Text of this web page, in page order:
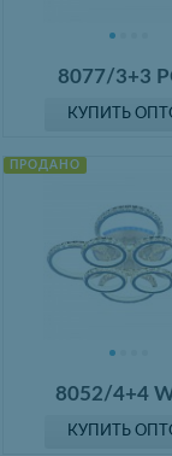
8077/3+3
КУПИТЬ
ПРОДАНО
8052/4+4
КУПИТЬ